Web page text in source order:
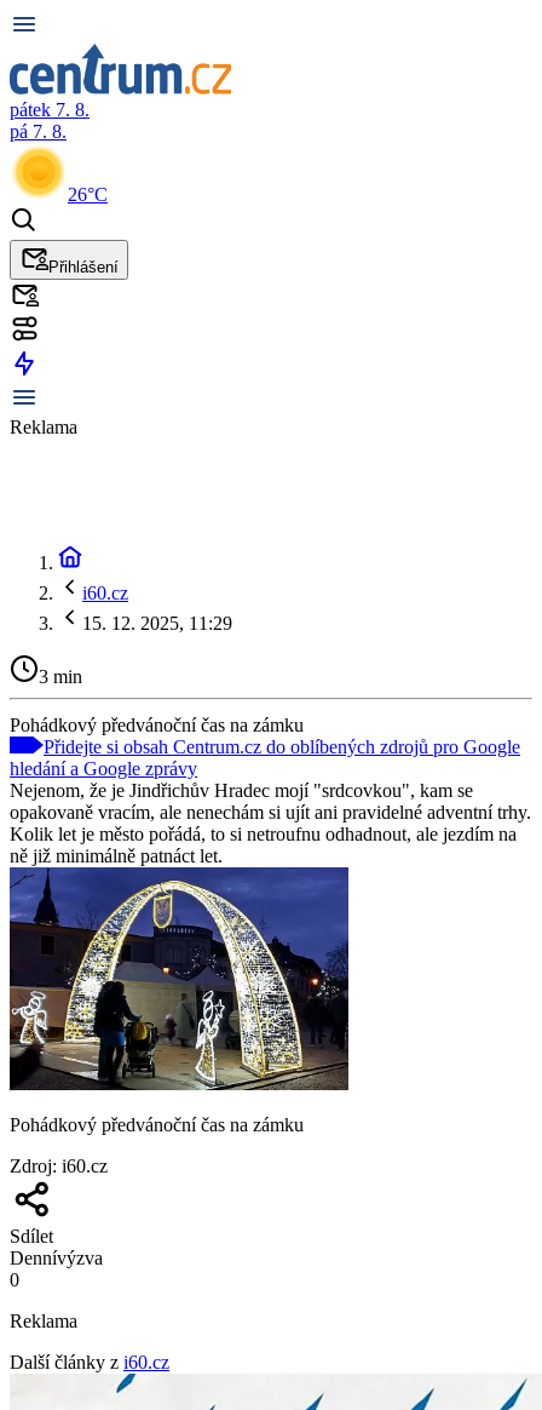
pátek 7. 8.
pá 7. 8.
26°C
Přihlášení
Reklama
i60.cz
15. 12. 2025, 11:29
3 min
Pohádkový předvánoční čas na zámku
Přidejte si obsah Centrum.cz do oblíbených zdrojů pro Google
hledání a Google zprávy
Nejenom, že je Jindřichův Hradec mojí "srdcovkou", kam se
opakovaně vracím, ale nenechám si ujít ani pravidelné adventní trhy.
Kolik let je město pořádá, to si netroufnu odhadnout, ale jezdím na
ně již minimálně patnáct let.
Pohádkový předvánoční čas na zámku
Zdroj: i60.cz
Sdílet
Dennívýzva
0
Reklama
Další články z i60.cz